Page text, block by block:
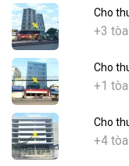
Cho
+3
Cho
+1
Cho
+4